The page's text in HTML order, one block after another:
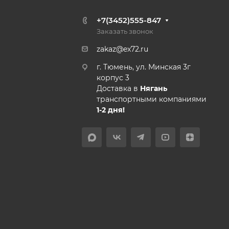
+7(3452)555-847
Заказать звонок
zakaz@ex72.ru
г. Тюмень, ул. Минская 3г
корпус 3
Доставка в Нягань
транспортными компаниями
1-2 дня!